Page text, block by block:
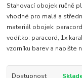
Stahovací obojek ručně
vhodné pro malá a
materiál obojek:
vodítko: paracord, 1x
vzorníku barev a napište
Dostupnost